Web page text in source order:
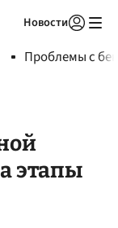
Новости
Проблемы с
этапы